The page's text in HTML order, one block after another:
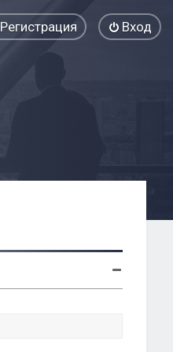
Вход
Регистрация